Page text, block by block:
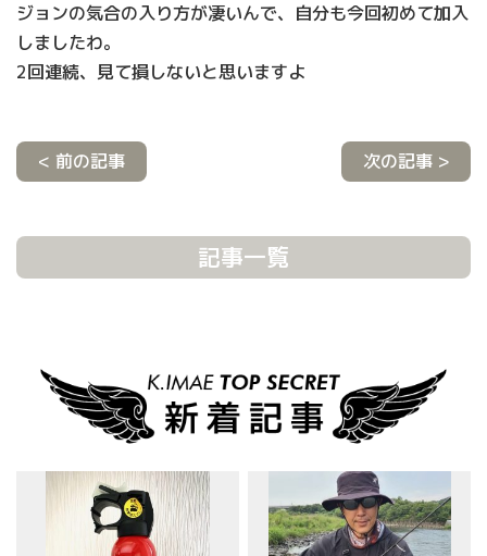
ジョンの気合の入り方が凄いんで、自分も今回初めて加入
しましたわ。
2回連続、見て損しないと思いますよ
< 前の記事 次の記事 >
記事一覧